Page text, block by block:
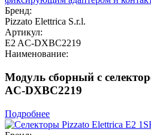
Бренд:
Pizzato Elettrica S.r.l.
Артикул:
E2 AC-DXBC2219
Наименование:
Модуль сборный с
AC-DXBC2219
Подробнее